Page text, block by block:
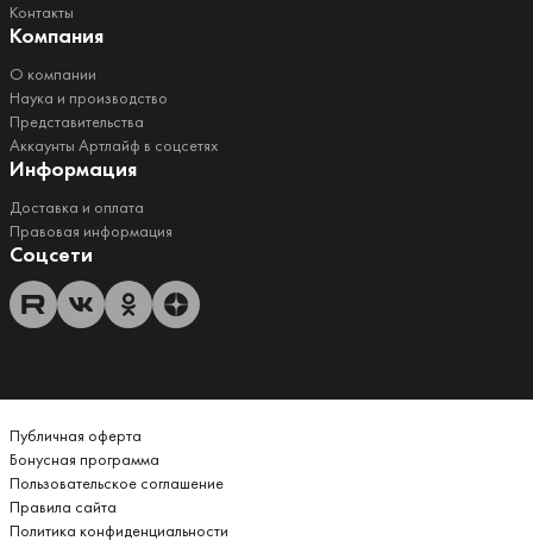
Контакты
Компания
О компании
Наука и производство
Представительства
Аккаунты Артлайф в соцсетях
Информация
Доставка и оплата
Правовая информация
Соцсети
Публичная оферта
Бонусная программа
Пользовательское соглашение
Правила сайта
Политика конфиденциальности